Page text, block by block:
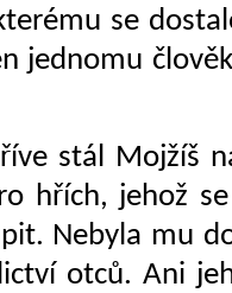
se
jednomu
stál Mojžíš
hřích, jehož
Nebyla mu
otců. Ani